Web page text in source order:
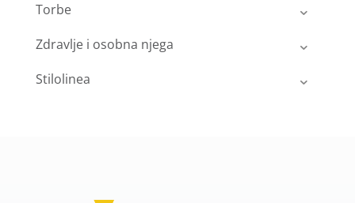
Torbe
Zdravlje i osobna njega
Stilolinea